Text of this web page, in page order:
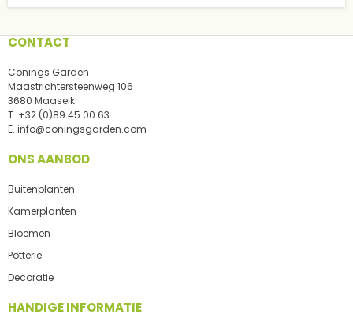
CONTACT
Conings Garden
Maastrichtersteenweg 106
3680 Maaseik
T. +32 (0)89 45 00 63
E. info@coningsgarden.com
ONS AANBOD
Buitenplanten
Kamerplanten
Bloemen
Potterie
Decoratie
HANDIGE INFORMATIE